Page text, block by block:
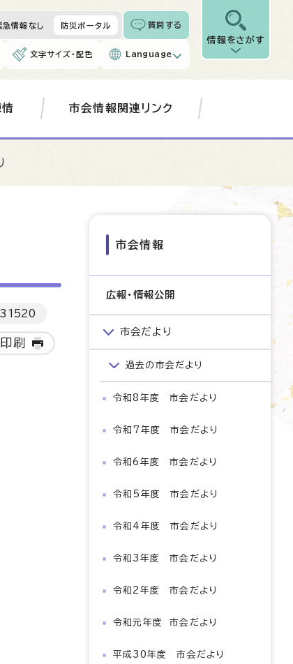
急情報なし 防災ポータル 質問する
文字サイズ・配色 Language
情報をさがす
情 市会情報関連リンク
刷
市会情報
広報・情報公開
市会だより
過去の市会だより
令和8年度 市会だより
令和7年度 市会だより
令和6年度 市会だより
令和5年度 市会だより
令和4年度 市会だより
令和3年度 市会だより
令和2年度 市会だより
令和元年度 市会だより
平成30年度 市会だより